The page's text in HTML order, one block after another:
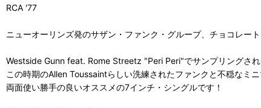
RCA '77
ニューオーリンズ発のサザン・ファンク・グループ、チョコレー
Westside Gunn feat. Rome Streetz "Peri Peri"でサンプリングさ
この時期のAllen Toussaintらしい洗練されたファンクと不穏なミ
両面使い勝手の良いオススメの7インチ・シングルです！